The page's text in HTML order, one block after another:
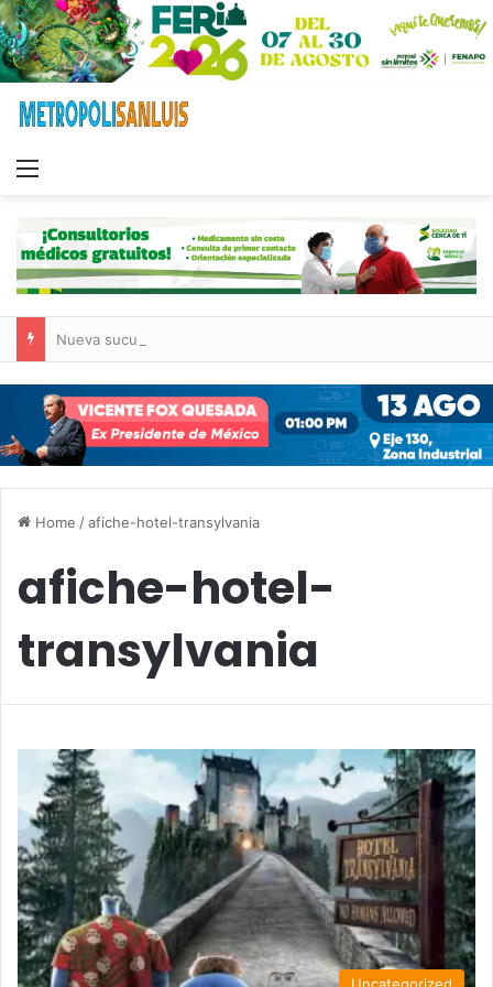
Home /afiche-hotel-transylvania
afiche-hotel-
transylvania